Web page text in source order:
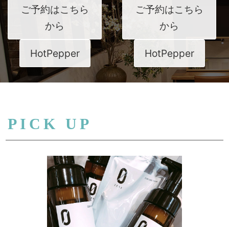
ご予約はこちら
から
HotPepper
ご予約はこちら
から
HotPepper
PICK UP